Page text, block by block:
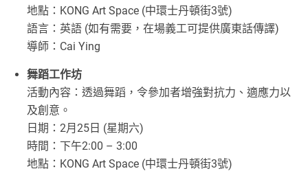
地點：KONG Art Space (中環士丹頓街3號)
語言：英語 (如有需要，在場義工可提供廣東話傳譯)
導師：Cai Ying
舞蹈工作坊
活動內容：透過舞蹈，令參加者增強對抗力、適應力以
及創意。
日期：2月25日 (星期六)
時間：下午2:00 – 3:00
地點：KONG Art Space (中環士丹頓街3號)